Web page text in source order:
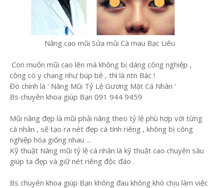
Nâng cao mũi Sửa mũi Cà mau Bạc Liêu
Con muốn mũi cao lên mà không bị dáng công nghiệp ,
công có y chang như búp bê , thì là ntn Bác !
Đó chính là ' Nâng Mũi Tỷ Lệ Gương Mặt Cá Nhân '
Bs chuyên khoa giúp Bạn 091 944 9459
Mũi nâng đẹp là mũi phải nâng theo tỷ lệ phù hợp với từng
cá nhân , sẽ tạo ra nét đẹp cá tính riêng , không bị công
nghiệp hóa giống nhau ...
Kỹ thuật Nâng mũi tỷ lệ cá nhân là kỹ thuật cao chuyên sâu
giúp ta đẹp và giữ nét riêng độc đáo .
Bs chuyên khoa giúp Bạn không đau không khó chịu làm việc